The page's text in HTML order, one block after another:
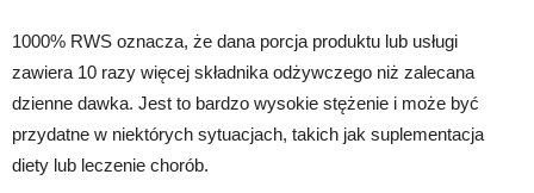
1000% RWS oznacza, że dana porcja produktu lub usługi
zawiera 10 razy więcej składnika odżywczego niż zalecana
dzienne dawka. Jest to bardzo wysokie stężenie i może być
przydatne w niektórych sytuacjach, takich jak suplementacja
diety lub leczenie chorób.